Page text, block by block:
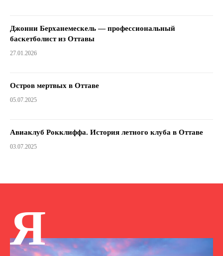
Джонни Берханемескель — профессиональный
баскетболист из Оттавы
27.01.2026
Остров мертвых в Оттаве
05.07.2025
Авиаклуб Рокклиффа. История летного клуба в Оттаве
03.07.2025
Я